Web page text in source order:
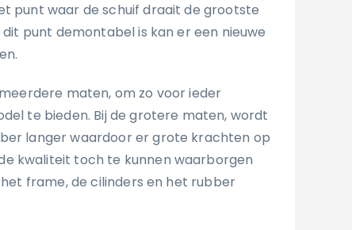
punt waar de schuif draait de grootste
punt demontabel is kan er een nieuwe
maten, om zo voor ieder
te bieden. Bij de grotere maten, wordt
langer waardoor er grote krachten op
kwaliteit toch te kunnen waarborgen
frame, de cilinders en het rubber